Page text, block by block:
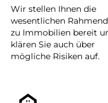
Wir stellen Ihnen die
wesentlichen
zu Immobilien bereit
klären Sie auch über
mögliche Risiken auf.